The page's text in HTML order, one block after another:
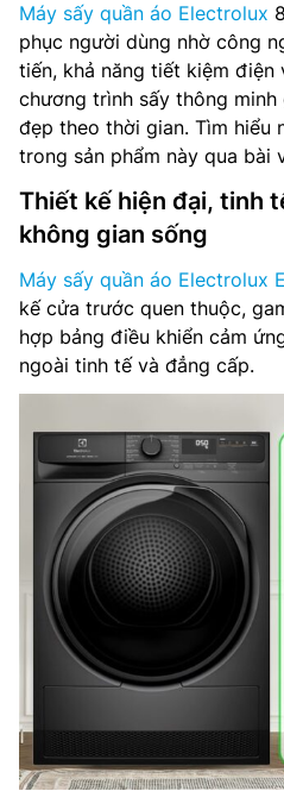
Máy sấy quần áo Electrolux
phục người dùng nhờ công
tiến, khả năng tiết kiệm điện
chương trình sấy thông
đẹp theo thời gian. Tìm hiểu
trong sản phẩm này qua bài
Thiết kế hiện đại, tinh
không gian sống
Máy sấy quần áo Electrolux
kế cửa trước quen thuộc,
hợp bảng điều khiển cảm
ngoài tinh tế và đẳng cấp.